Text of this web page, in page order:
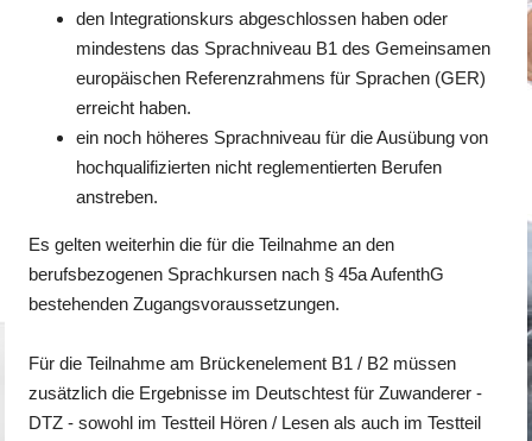
den Integrationskurs abgeschlossen haben oder
mindestens das Sprachniveau B1 des Gemeinsamen
europäischen Referenzrahmens für Sprachen (GER)
erreicht haben.
ein noch höheres Sprachniveau für die Ausübung von
hochqualifizierten nicht reglementierten Berufen
anstreben.
Es gelten weiterhin die für die Teilnahme an den
berufsbezogenen Sprachkursen nach § 45a AufenthG
bestehenden Zugangsvoraussetzungen.
Für die Teilnahme am Brückenelement B1 / B2 müssen
zusätzlich die Ergebnisse im Deutschtest für Zuwanderer -
DTZ - sowohl im Testteil Hören / Lesen als auch im Testteil